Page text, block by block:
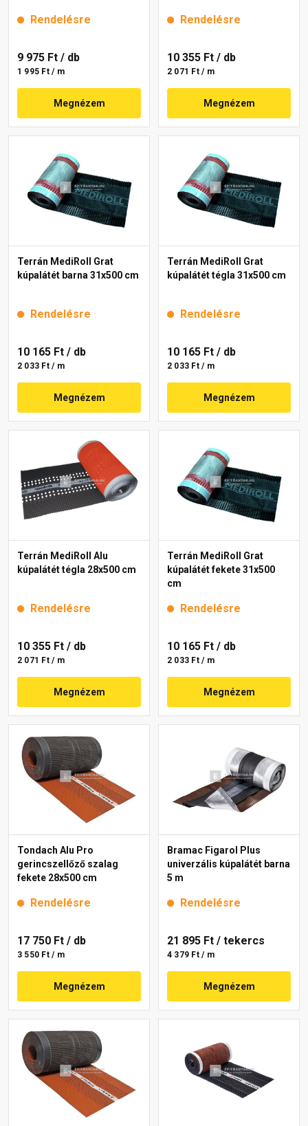
Rendelésre
9 975 Ft / db
1 995 Ft / m
Megnézem
Rendelésre
10 355 Ft / db
2 071 Ft / m
Megnézem
Terrán MediRoll Grat
kúpalátét barna 31x500 cm
Rendelésre
10 165 Ft / db
2 033 Ft / m
Megnézem
Terrán MediRoll Grat
kúpalátét tégla 31x500 cm
Rendelésre
10 165 Ft / db
2 033 Ft / m
Megnézem
Terrán MediRoll Alu
kúpalátét tégla 28x500 cm
Rendelésre
10 355 Ft / db
2 071 Ft / m
Megnézem
Terrán MediRoll Grat
kúpalátét fekete 31x500
cm
Rendelésre
10 165 Ft / db
2 033 Ft / m
Megnézem
Tondach Alu Pro
gerincszellőző szalag
fekete 28x500 cm
Rendelésre
17 750 Ft / db
3 550 Ft / m
Megnézem
Bramac Figarol Plus
univerzális kúpalátét barna
5 m
Rendelésre
21 895 Ft / tekercs
4 379 Ft / m
Megnézem